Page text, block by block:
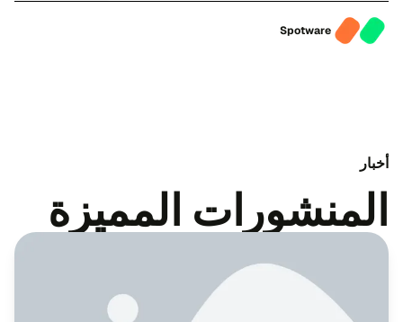
Spotware
أخبار
المنشورات المميزة